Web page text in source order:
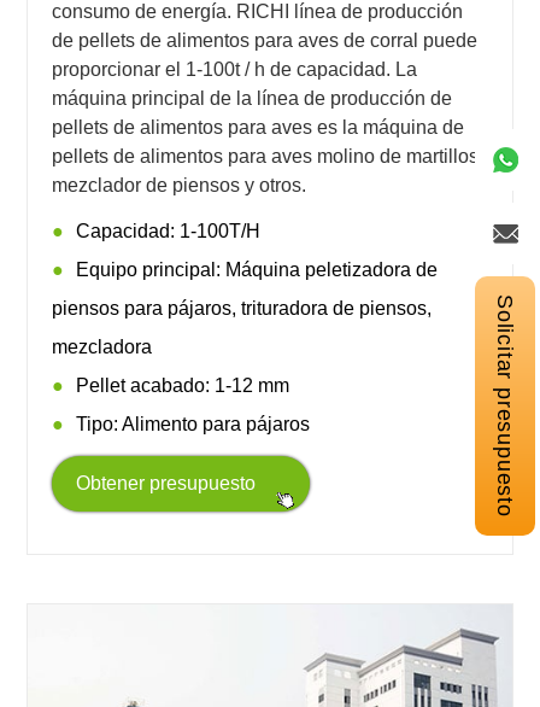
consumo de energía. RICHI línea de producción
de pellets de alimentos para aves de corral puede
proporcionar el 1-100t / h de capacidad. La
máquina principal de la línea de producción de
pellets de alimentos para aves es la máquina de
pellets de alimentos para aves molino de martillos,
mezclador de piensos y otros.
Capacidad: 1-100T/H
Equipo principal: Máquina peletizadora de
piensos para pájaros, trituradora de piensos,
mezcladora
Pellet acabado: 1-12 mm
Tipo: Alimento para pájaros
Obtener presupuesto Solicitar presupuesto